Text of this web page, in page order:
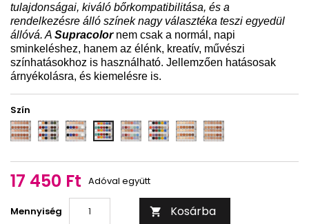
tulajdonságai, kiváló bőrkompatibilitása, és a
rendelkezésre álló színek nagy választéka teszi egyedül
állóvá. A Supracolornem csak a normál, napi
sminkeléshez, hanem az élénk, kreatív, művészi
színhatásokhoz is használható. Jellemzően hatásosak
árnyékolásra, és kiemelésre is.
Szín
1w
-
B Dark FP P SN TT TV
17 450 Ft Adóval együtt
Mennyiség  Kosárba